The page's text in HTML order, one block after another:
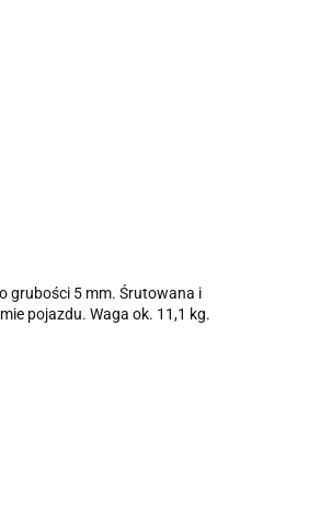
grubości 5 mm. Śrutowana i
pojazdu. Waga ok. 11,1 kg.